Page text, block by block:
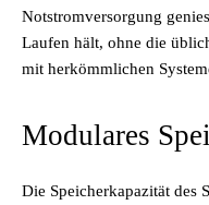
Notstromversorgung
Laufen hält, ohne die
mit herkömmlichen
Modulares
Die Speicherkapazität des